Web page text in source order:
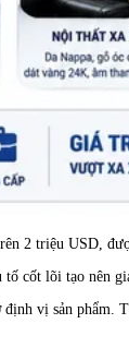
2 triệu USD,
cốt lõi tạo nên
vị sản